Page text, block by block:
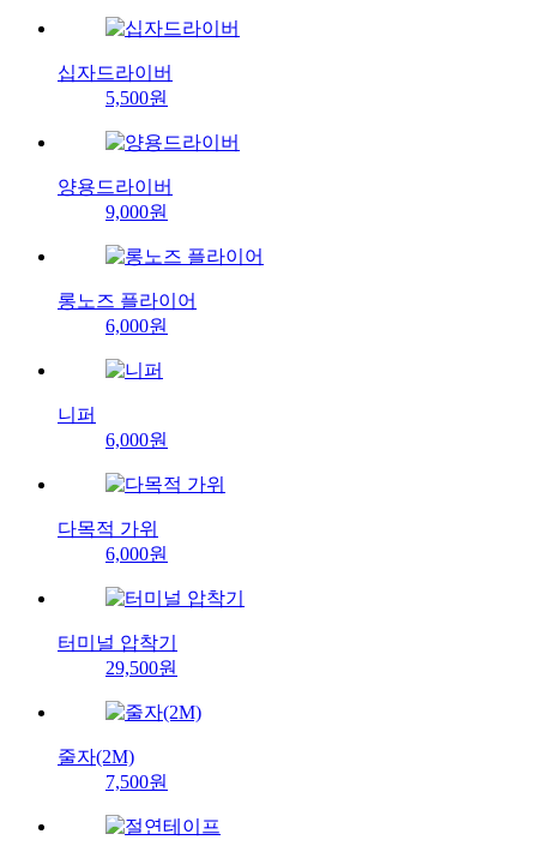
십자드라이버
5,500원
양용드라이버
9,000원
롱노즈 플라이어
6,000원
니퍼
6,000원
다목적 가위
6,000원
터미널 압착기
29,500원
줄자(2M)
7,500원